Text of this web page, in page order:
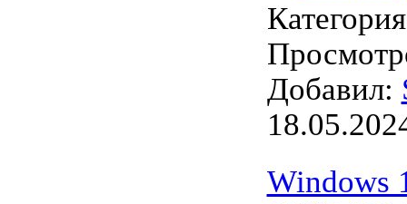
Добавил:
Windows